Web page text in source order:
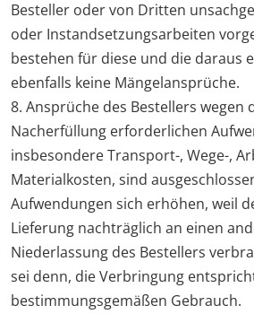
Besteller oder von Dritten
oder Instandsetzungsarbeiten
bestehen für diese und die daraus
ebenfalls keine Mängelansprüche.
8. Ansprüche des Bestellers wegen
Nacherfüllung erforderlichen
insbesondere Transport-, Wege-,
Materialkosten, sind
Aufwendungen sich erhöhen, weil
Lieferung nachträglich an einen
Niederlassung des Bestellers
sei denn, die Verbringung
bestimmungsgemäßen Gebrauch.